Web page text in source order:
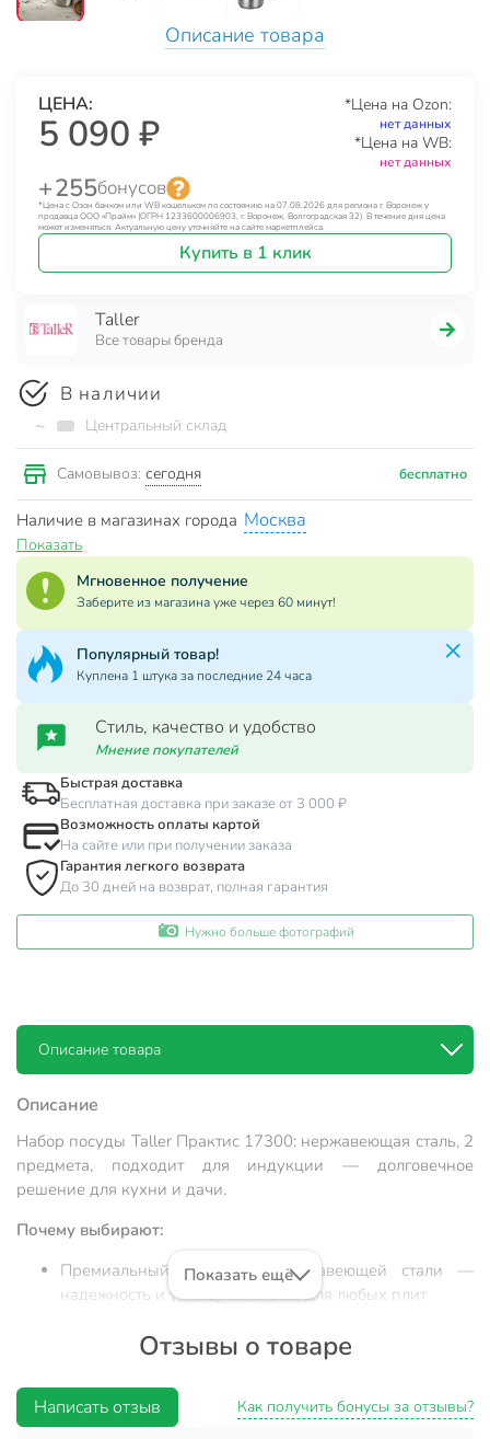
Описание товара
ЦЕНА:
5 090 ₽
*Цена на Ozon:
нет данных
*Цена на WB:
нет данных
+ 255бонусов
*Цена с Озон банком или WB кошельком по состоянию на 07.08.2026 для региона г. Воронеж у
продавца ООО «Прайм» (ОГРН 1233600006903, г. Воронеж, Волгоградская 32). В течение дня цена
может изменяться. Актуальную цену уточняйте на сайте маркетплейса.
Купить в 1 клик
Taller
Все товары бренда
В наличии
~ Центральный склад
Самовывоз: сегодня бесплатно
Наличие в магазинах города Москва
Показать
Мгновенное получение
Заберите из магазина уже через 60 минут!
Популярный товар!
Куплена 1 штука за последние 24 часа
Стиль, качество и удобство
Мнение покупателей
Быстрая доставка
Бесплатная доставка при заказе от 3 000 ₽
Возможность оплаты картой
На сайте или при получении заказа
Гарантия легкого возврата
До 30 дней на возврат, полная гарантия
Нужно больше фотографий
Описание товара
Описание
Набор посуды Taller Практис 17300: нержавеющая сталь, 2
предмета, подходит для индукции — долговечное
решение для кухни и дачи.
Почему выбирают:
Премиальный набор из нержавеющей стали —
надежность и универсальность для любых плит
крышка, срок службы до 10 лет
Удобно для дома, дачи, в подарок — практично и
выгодно купить недорого набор посуды для
индукционных плит
Показать ещё
Отзывы о товаре
Написать отзыв Как получить бонусы за отзывы?